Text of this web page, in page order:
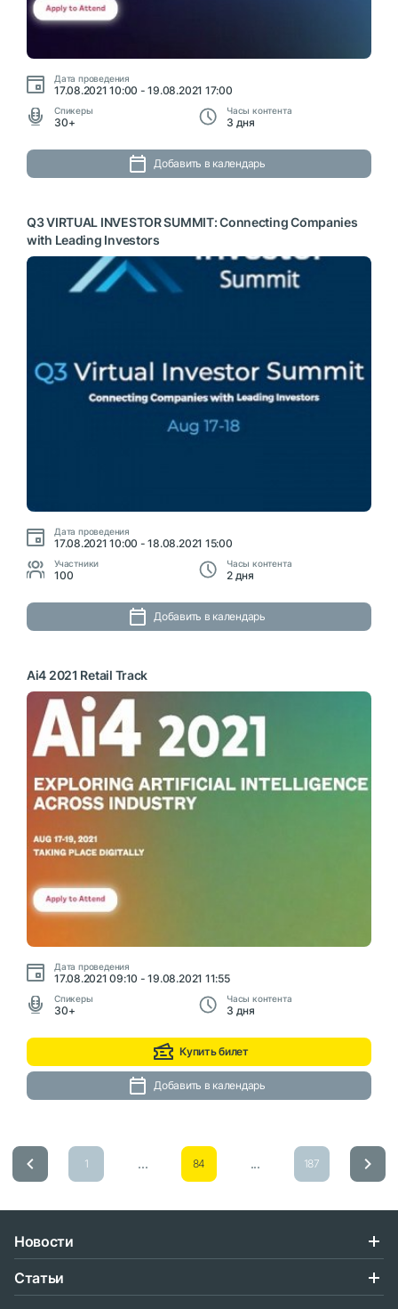
Дата проведения
17.08.2021 10:00 - 19.08.2021 17:00
Cпикеры
30+
Часы контента
3 дня
Добавить в календарь
Q3 VIRTUAL INVESTOR SUMMIT: Connecting Companies
with Leading Investors
Дата проведения
17.08.2021 10:00 - 18.08.2021 15:00
Участники
100
Часы контента
2 дня
Добавить в календарь
Ai4 2021 Retail Track
Дата проведения
17.08.2021 09:10 - 19.08.2021 11:55
Cпикеры
30+
Часы контента
3 дня
Купить билет
Добавить в календарь
1 ... 84 ... 187
Новости
Статьи